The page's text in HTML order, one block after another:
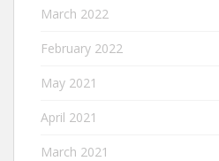
March 2022
February 2022
May 2021
April 2021
March 2021